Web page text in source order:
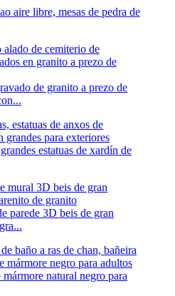
aire libre, mesas de pedra de
de granito a prezo de
estatuas de xardín de
parede 3D beis de gran
natural negro para